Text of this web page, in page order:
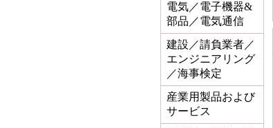
電気／電子機器&
部品／電気通信
建設／請負業者／
エンジニアリング
／海事検定
産業用製品および
サービス